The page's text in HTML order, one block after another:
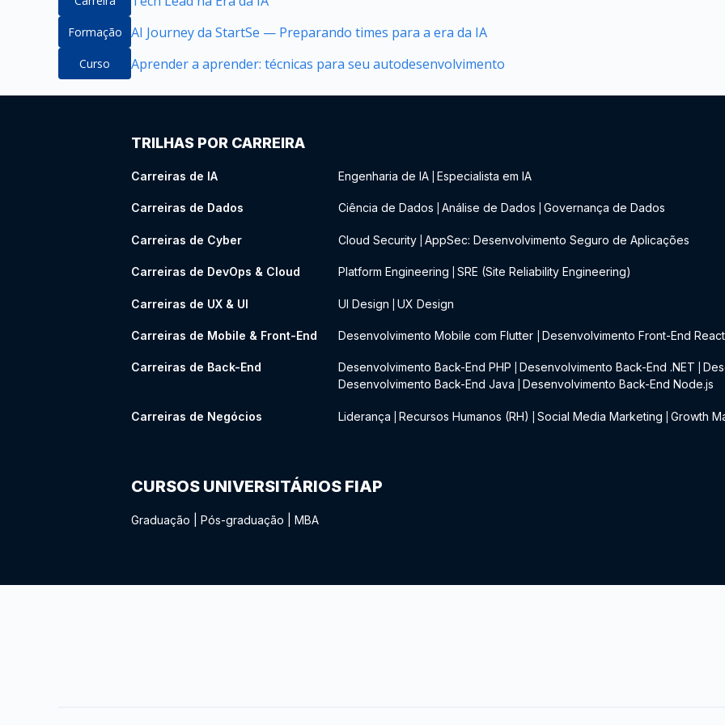
Formação AI Journey da StartSe — Preparando times para a era da IA
Curso Aprender a aprender: técnicas para seu autodesenvolvimento
TRILHAS POR CARREIRA
Carreiras de IA Engenharia de IA Especialista em IA
Carreiras de Dados Ciência de Dados Análise de Dados Governança de Dados
Carreiras de Cyber Cloud Security AppSec: Desenvolvimento Seguro de Aplicações
Carreiras de DevOps & Cloud Platform Engineering SRE (Site Reliability Engineering)
Carreiras de UX & UI UI Design UX Design
Carreiras de Mobile & Front-End Desenvolvimento Mobile com Flutter Desenvolvimento Front-End React
Carreiras de Back-End Desenvolvimento Back-End PHP Desenvolvimento Back-End .NET
Desenvolvimento Back-End Java
Desenvolvimento Back-End Node.js
Carreiras de Negócios Liderança Recursos Humanos (RH) Social Media Marketing Growth
CURSOS UNIVERSITÁRIOS FIAP
Graduação Pós-graduação MBA